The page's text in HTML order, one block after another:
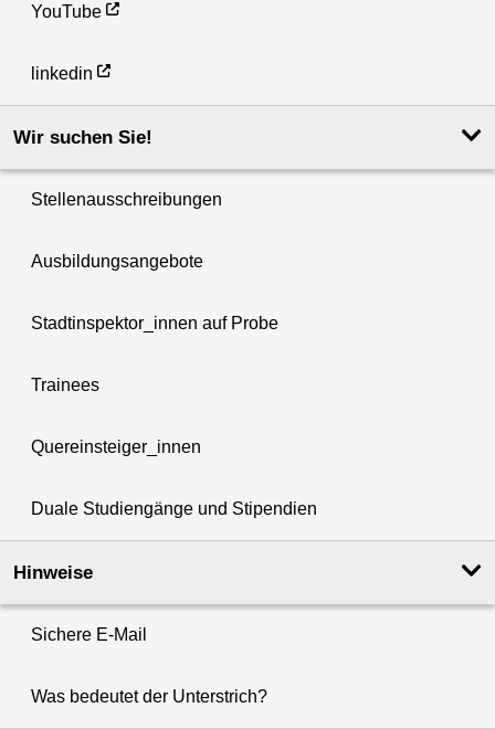
YouTube
linkedin
Wir suchen Sie!
Stellenausschreibungen
Ausbildungsangebote
Stadtinspektor_innen auf Probe
Trainees
Quereinsteiger_innen
Duale Studiengänge und Stipendien
Hinweise
Sichere E-Mail
Was bedeutet der Unterstrich?